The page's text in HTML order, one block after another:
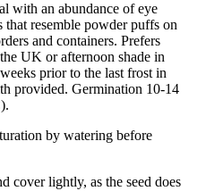
with an abundance of eye
resemble powder puffs on
and containers. Prefers
UK or afternoon shade in
prior to the last frost in
provided. Germination 10-14
by watering before
cover lightly, as the seed does